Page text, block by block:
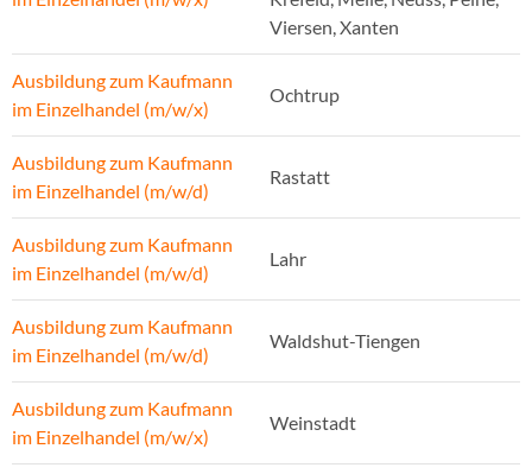
Viersen, Xanten
Ausbildung zum Kaufmann
im Einzelhandel (m/w/x)
Ochtrup
Ausbildung zum Kaufmann
im Einzelhandel (m/w/d)
Rastatt
Ausbildung zum Kaufmann
im Einzelhandel (m/w/d)
Lahr
Ausbildung zum Kaufmann
im Einzelhandel (m/w/d)
Waldshut-Tiengen
Ausbildung zum Kaufmann
im Einzelhandel (m/w/x)
Weinstadt